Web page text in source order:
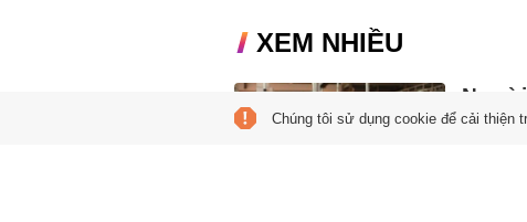
XEM NHIỀU
Người
'lùn'
Chúng tôi sử dụng cookie để cải thiện